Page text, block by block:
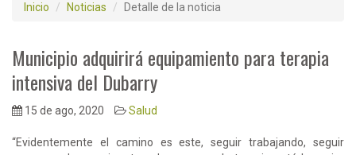
Inicio Noticias Detalle de la noticia
Municipio adquirirá equipamiento para terapia
intensiva del Dubarry
15 de ago, 2020 Salud
“Evidentemente el camino es este, seguir trabajando, seguir